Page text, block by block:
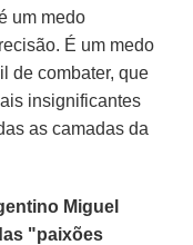
um medo
É um medo
de combater, que
insignificantes
as camadas da
Miguel
"paixões